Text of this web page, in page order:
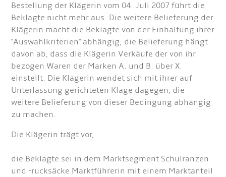
Bestellung der Klägerin vom 04. Juli 2007 führt die
Beklagte nicht mehr aus. Die weitere Belieferung der
Klägerin macht die Beklagte von der Einhaltung ihrer
"Auswahlkriterien" abhängig; die Belieferung hängt
davon ab, dass die Klägerin Verkäufe der von ihr
bezogen Waren der Marken A. und B. über X.
einstellt. Die Klägerin wendet sich mit ihrer auf
Unterlassung gerichteten Klage dagegen, die
weitere Belieferung von dieser Bedingung abhängig
zu machen.
Die Klägerin trägt vor,
die Beklagte sei in dem Marktsegment Schulranzen
und -rucksäcke Marktführerin mit einem Marktanteil